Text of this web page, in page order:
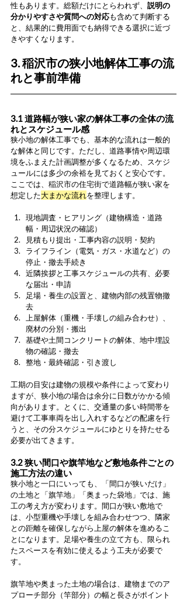
性もあります。総額だけにとらわれず、 説明の
分かりやすさや質問への対応も含めて判断する
と、結果的に費用面でも納得できる選択に近づ
きやすくなります。
3. 稲沢市の狭小地解体工事の流
れと事前準備
3.1 道路幅が狭い家の解体工事の全体の流
れとスケジュール感
狭小地の解体工事でも、基本的な流れは一般的
な解体と同じです。ただし、道路事情や周辺環
境をふまえた計画調整が多くなるため、スケジ
ュールには多少の余裕を見ておくと安心です。
ここでは、稲沢市の住宅街で道路幅が狭い家を
想定した大まかな流れを整理します。
現地調査・ヒアリング（建物構造・道路
幅・周辺状況の確認）
見積もり提出・工事内容の説明・契約
ライフライン（電気・ガス・水道など）の
停止・撤去手続き
近隣挨拶と工事スケジュールの共有、必要
な届出・申請
足場・養生の設置と、建物内部の残置物撤
去
上屋解体（重機・手壊しの組み合わせ）、
廃材の分別・搬出
基礎や土間コンクリートの解体、地中埋設
物の確認・撤去
整地・最終確認・引き渡し
工期の目安は建物の規模や条件によって変わり
ますが、狭小地の場合は余分に日数がかかる傾
向があります。とくに、交通量の多い時間帯を
避けて工事車両を出し入れするなどの配慮を行
うと、その分スケジュールにゆとりを持たせる
必要が出てきます。
3.2 狭い間口や旗竿地など敷地条件ごとの
施工方法の違い
狭小地と一口にいっても、「間口が狭いだけ」
の土地と「旗竿地」「奥まった袋地」では、施
工の考え方が変わります。間口が狭い敷地で
は、小型重機や手壊しを組み合わせつつ、隣家
との距離を確保しながら上屋の解体を進めるこ
とになります。足場や養生の立て方も、限られ
たスペースを有効に使えるよう工夫が必要で
す。
旗竿地や奥まった土地の場合は、建物までのア
プローチ部分（竿部分）の幅と長さがポイント